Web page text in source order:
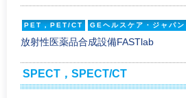
PET，PET/CT GEヘルスケア・ジャパン
放射性医薬品合成設備FASTlab
SPECT，SPECT/CT